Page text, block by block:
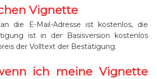
Vignette
die E-Mail-Adresse ist kostenlos, die
ist in der Basisversion kostenlos
der Volltext der Bestätigung.
ich meine Vignette